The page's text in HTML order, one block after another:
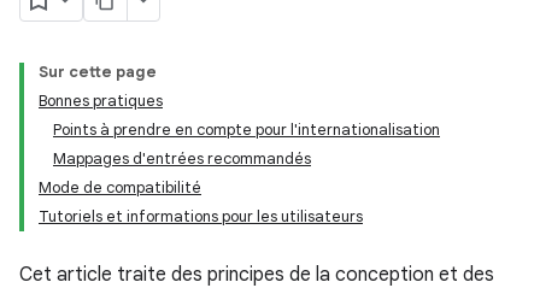
Sur cette page
Bonnes pratiques
Points à prendre en compte pour l'internationalisation
Mappages d'entrées recommandés
Mode de compatibilité
Tutoriels et informations pour les utilisateurs
Cet article traite des principes de la conception et des